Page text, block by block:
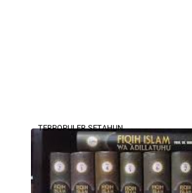
TERPOPULER SETAHUN